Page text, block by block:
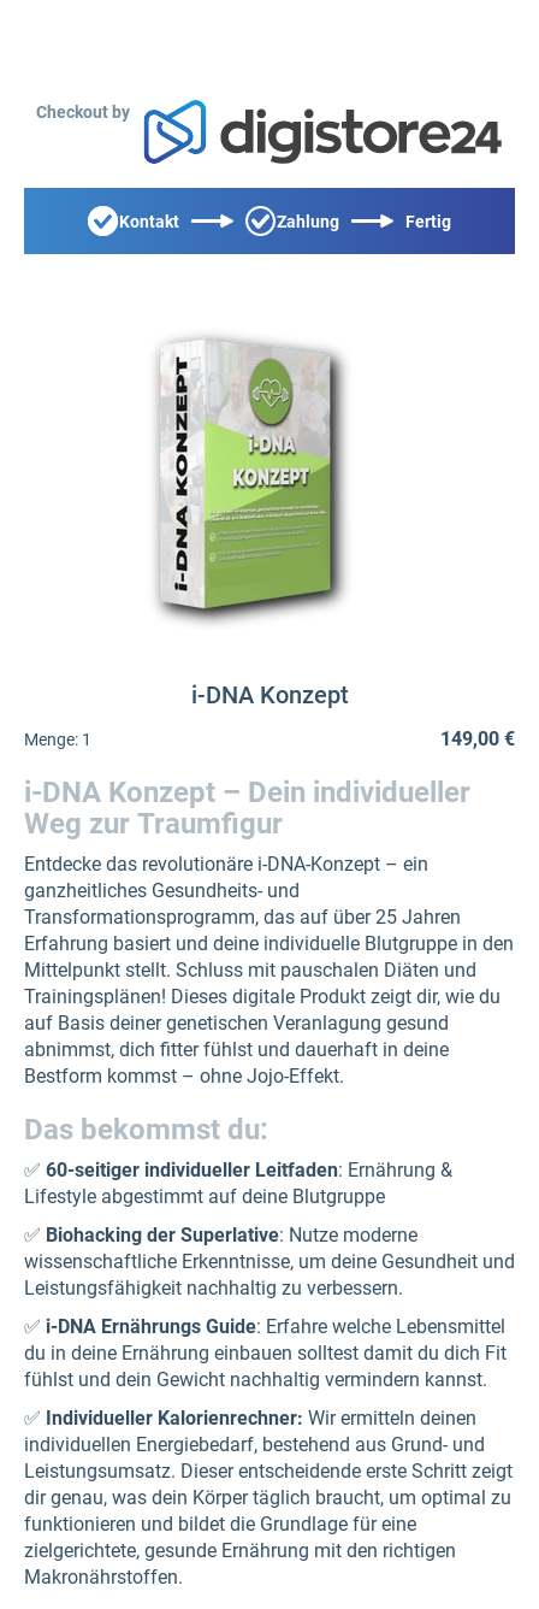
Checkout by
Kontakt Zahlung Fertig
i-DNA Konzept
Menge: 1 149,00 €
i-DNA Konzept – Dein individueller
Weg zur Traumfigur
Entdecke das revolutionäre i-DNA-Konzept – ein
ganzheitliches Gesundheits- und
Transformationsprogramm, das auf über 25 Jahren
Erfahrung basiert und deine individuelle Blutgruppe in den
Mittelpunkt stellt. Schluss mit pauschalen Diäten und
Trainingsplänen! Dieses digitale Produkt zeigt dir, wie du
auf Basis deiner genetischen Veranlagung gesund
abnimmst, dich fitter fühlst und dauerhaft in deine
Bestform kommst – ohne Jojo-Effekt.
Das bekommst du:
✅ 60-seitiger individueller Leitfaden: Ernährung &
Lifestyle abgestimmt auf deine Blutgruppe
✅ Biohacking der Superlative: Nutze moderne
wissenschaftliche Erkenntnisse, um deine Gesundheit und
Leistungsfähigkeit nachhaltig zu verbessern.
✅ i-DNA Ernährungs Guide: Erfahre welche Lebensmittel
du in deine Ernährung einbauen solltest damit du dich Fit
fühlst und dein Gewicht nachhaltig vermindern kannst.
✅ Individueller Kalorienrechner: Wir ermitteln deinen
individuellen Energiebedarf, bestehend aus Grund- und
Leistungsumsatz. Dieser entscheidende erste Schritt zeigt
dir genau, was dein Körper täglich braucht, um optimal zu
funktionieren und bildet die Grundlage für eine
zielgerichtete, gesunde Ernährung mit den richtigen
Makronährstoffen.